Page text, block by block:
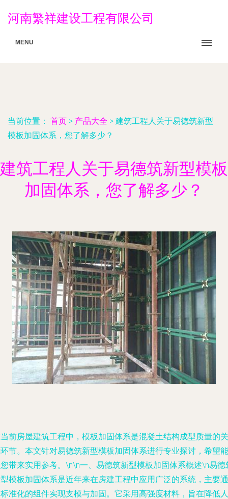
河南繁祥建设工程有限公司
MENU
当前位置： 首页 > 产品大全 > 建筑工程人关于易德筑新型
模板加固体系，您了解多少？
建筑工程人关于易德筑新型模板
加固体系，您了解多少？
前房屋建筑工程中，模板加固体系是混凝土结构成型质量的关
节。本文针对易德筑新型模板加固体系进行专业探讨，希望能
带来实用参考。\n\n一、易德筑新型模板加固体系概述\n易德
模板加固体系是近年来在房建工程中应用广泛的系统，主要通
准化的组件实现支模与加固。它采用高强度材料，旨在降低人